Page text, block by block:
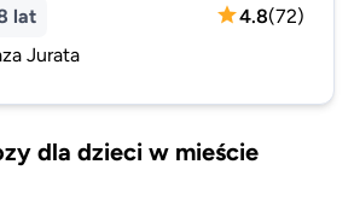
lat 4.8(72)
Jurata
dla dzieci w mieście